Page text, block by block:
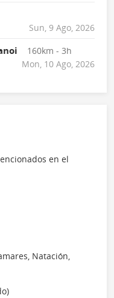
Sun, 9 Ago, 2026
160km - 3h
Mon, 10 Ago, 2026
en el
Natación,